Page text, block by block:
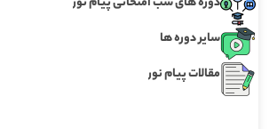
سایر دوره ها
مقالات پیام نور